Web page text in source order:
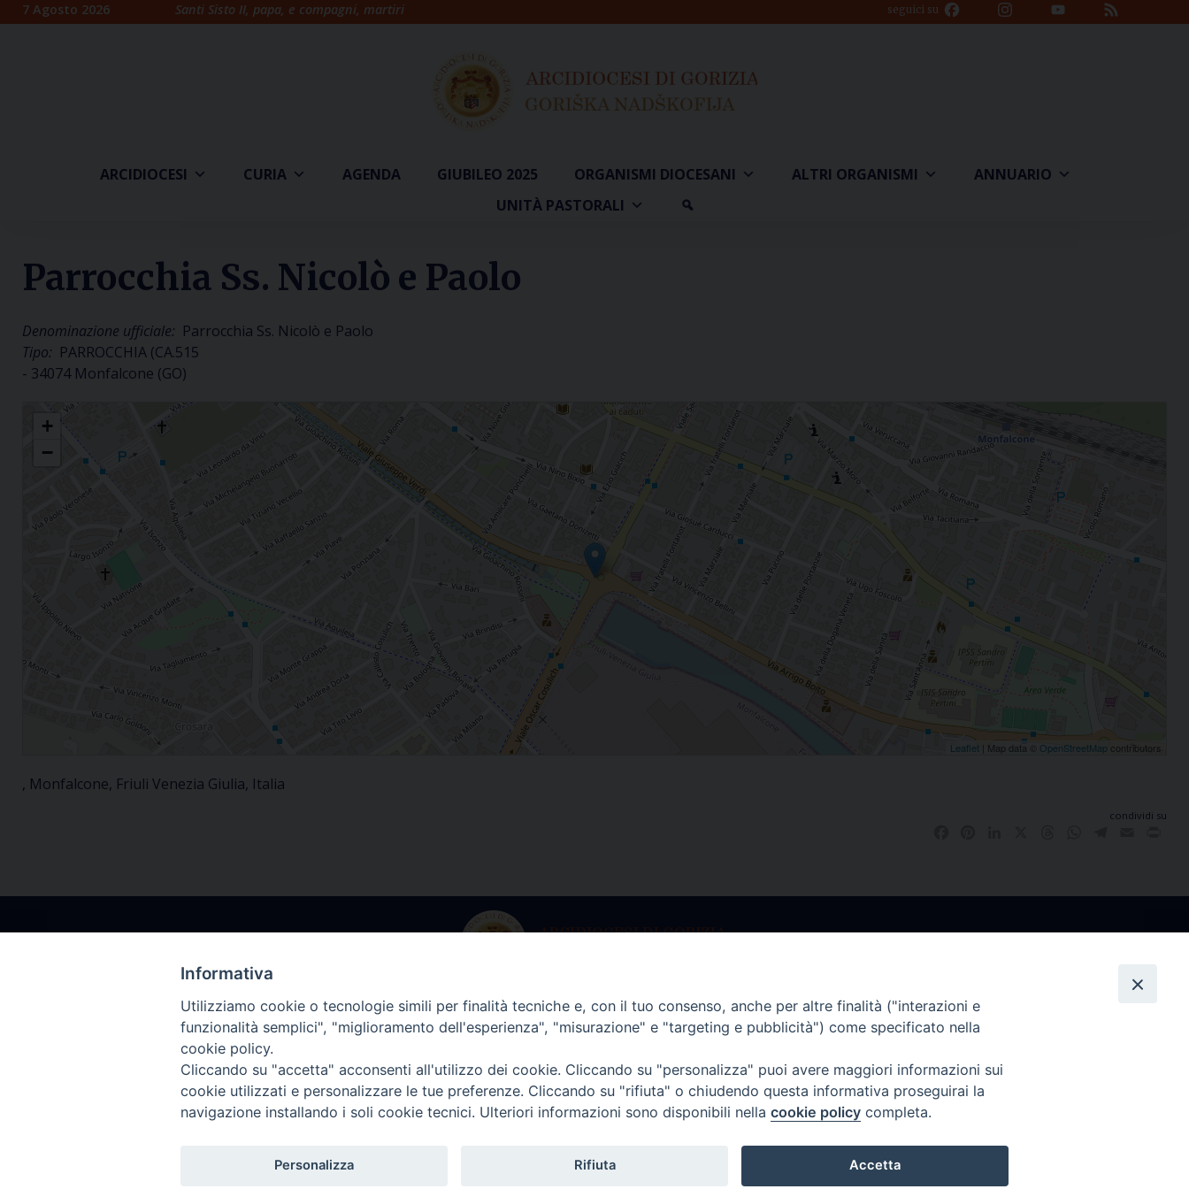
Skip7 Agosto 2026 Santi Sisto II, papa, e compagni, martiri seguici su Facebook InstagramYouTube
Channel
ARCIDIOCESI CURIA AGENDA GIUBILEO 2025 ORGANISMI DIOCESANI ALTRI ORGANISMI
ANNUARIO
UNITÀ PASTORALI
Parrocchia Ss. Nicolò e Paolo
Denominazione ufficiale: Parrocchia Ss. Nicolò e Paolo
Tipo: PARROCCHIA (CA.515
- 34074 Monfalcone (GO)
Parrocchia Ss. Nicolò e Paolo
+
−
Leaflet | Map data © OpenStreetMap contributors
, Monfalcone, Friuli Venezia Giulia, Italia
condividi su
Arcidiocesi Gorizia
Via Arcivescovado, 2
34170 Gorizia – Italia
tel. +39 0481 597617
cancelleria@arcidiocesi.gorizia.it
Segreteria dell’Arcivescovo
dalle 9.00 alle 13.00
tel. +39 0481 597601
episcopio@arcidiocesi.gorizia.it
Archivio Storico
dalle 9.00 alle 12.30
tel. +39 0481 597628
archivio@arcidiocesi.gorizia.it
Ufficio Comunicazioni Sociali
ucs@arcidiocesi.gorizia.it
Informativa
Utilizziamo cookie o tecnologie simili per finalità tecniche e, con il tuo consenso, anche per altre finalità ("interazioni e
funzionalità semplici", "miglioramento dell'esperienza", "misurazione" e "targeting e pubblicità") come specificato nella
cookie policy.
Cliccando su "accetta" acconsenti all'utilizzo dei cookie. Cliccando su "personalizza" puoi avere maggiori informazioni sui
cookie utilizzati e personalizzare le tue preferenze. Cliccando su "rifiuta" o chiudendo questa informativa proseguirai la
navigazione installando i soli cookie tecnici. Ulteriori informazioni sono disponibili nella cookie policy completa.
Personalizza Rifiuta Accetta